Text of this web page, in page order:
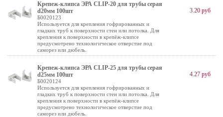
Крепеж-клипса ЭРА CLIP-20 для трубы cерая
d20мм 100шт
Б0020123
Используется для крепления гофрированных и
гладких труб к поверхности стен или потолка. Для
крепления к поверхности в крепёж-клипсе
предусмотрено технологическое отверстие под
саморез или дюбель.
3.20 руб
Крепеж-клипса ЭРА CLIP-25 для трубы cерая
d25мм 100шт
Б0020124
Используется для крепления гофрированных и
гладких труб к поверхности стен или потолка. Для
крепления к поверхности в крепёж-клипсе
предусмотрено технологическое отверстие под
саморез или дюбель.
4.27 руб